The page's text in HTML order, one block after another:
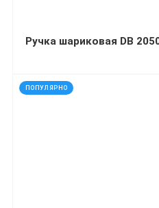
Ручка шариковая DB
ПОПУЛЯРНО
код: 50188